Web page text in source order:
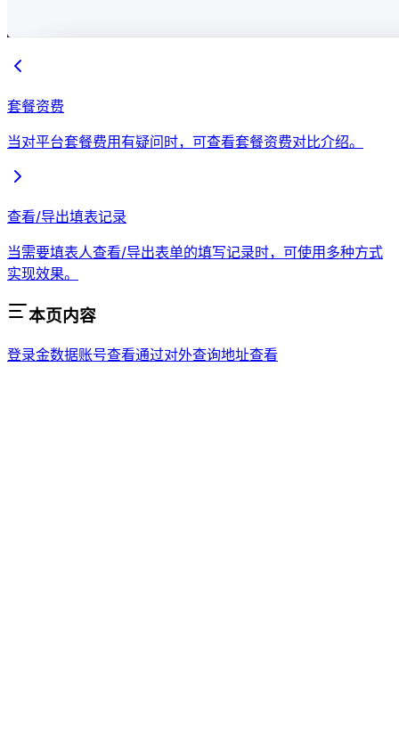
套餐资费
当对平台套餐费用有疑问时，可查看套餐资费对比介绍。
查看/导出填表记录
当需要填表人查看/导出表单的填写记录时，可使用多种方式
实现效果。
本页内容
登录金数据账号查看通过对外查询地址查看